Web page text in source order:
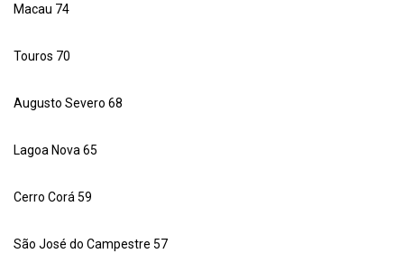
Macau 74
Touros 70
Augusto Severo 68
Lagoa Nova 65
Cerro Corá 59
São José do Campestre 57